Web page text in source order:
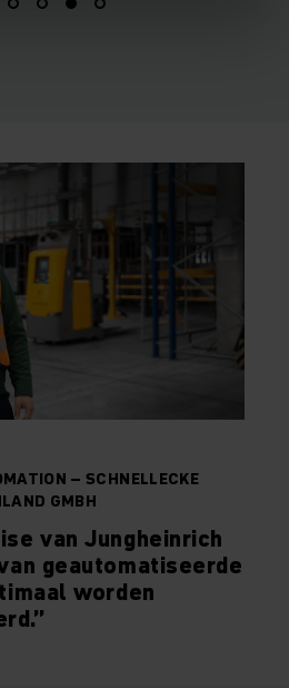
– SCHNELLECKE
GMBH
van Jungheinrich
geautomatiseerde
worden